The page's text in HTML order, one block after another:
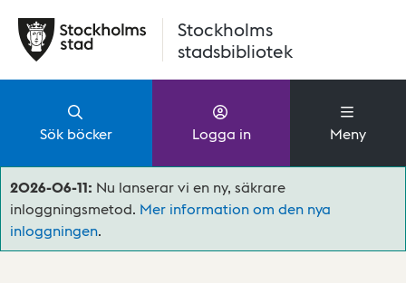
Stockholms
stadsbibliotek
Sök böcker Logga in Meny
2026-06-11: Nu lanserar vi en ny, säkrare
inloggningsmetod. Mer information om den nya
inloggningen.